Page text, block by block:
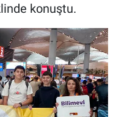
konuştu.